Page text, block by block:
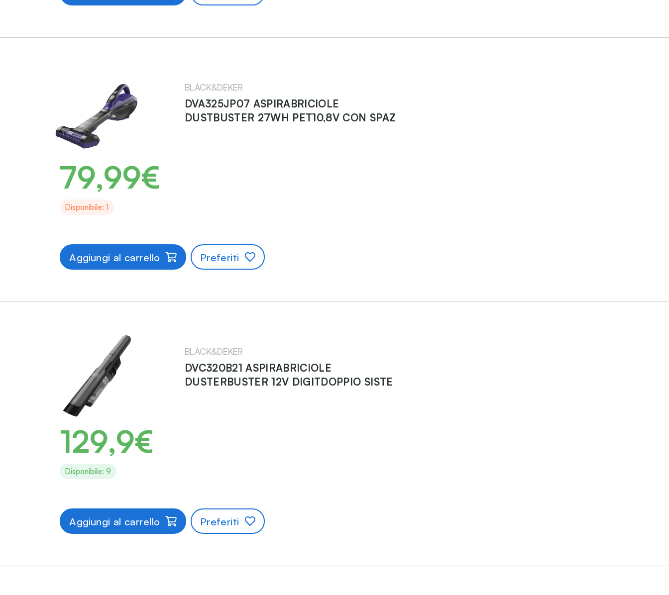
BLACK&DEKER
DVA325JP07 ASPIRABRICIOLE
DUSTBUSTER 27WH PET10,8V CON SPAZ
79,99€
Disponibile: 1
Aggiungi al carrello Preferiti
BLACK&DEKER
DVC320B21 ASPIRABRICIOLE
DUSTERBUSTER 12V DIGITDOPPIO SISTE
129,9€
Disponibile: 9
Aggiungi al carrello Preferiti